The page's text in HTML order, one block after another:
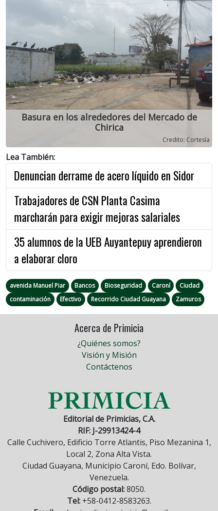
Basura en los alrededores del Mercado de
Chirica
Credito: Cortesía
Previous Next
Lea También:
Denuncian derrame de acero líquido en Sidor
Trabajadores de CSN Planta Casima
marcharán para exigir mejoras salariales
35 alumnos de la UEB Auyantepuy aprendieron
a elaborar cloro
avenida Manuel Piar Bancos Bioseguridad Caroní
Ciudad
contaminación
Efectivo Recorrido Ciudad Guayana Zamuros
Acerca de Primicia
¿Quiénes somos?
Visión y Misión
Contáctenos
Editorial de Primicias, C.A.
RIF: J-29913424-4
Calle Cuchivero, Edificio Torre Atlantis, Piso Mezanina 1,
Local 2, Zona Alta Vista.
Ciudad Guayana, Municipio Caroní, Edo. Bolívar,
Venezuela.
Código postal:8050.
Tel:+58-0412-8583263.